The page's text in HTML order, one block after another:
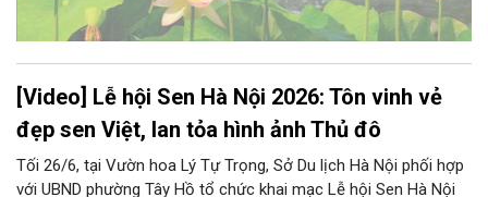
[Video] Lễ hội Sen Hà Nội 2026: Tôn vinh vẻ
đẹp sen Việt, lan tỏa hình ảnh Thủ đô
Tối 26/6, tại Vườn hoa Lý Tự Trọng, Sở Du lịch Hà Nội phối hợp
với UBND phường Tây Hồ tổ chức khai mạc Lễ hội Sen Hà Nội